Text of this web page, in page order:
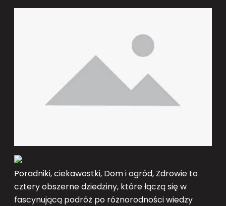
Poradniki, ciekawostki, Dom i ogród, Zdrowie to
cztery obszerne dziedziny, które łączą się w
fascynującą podróż po różnorodności wiedzy